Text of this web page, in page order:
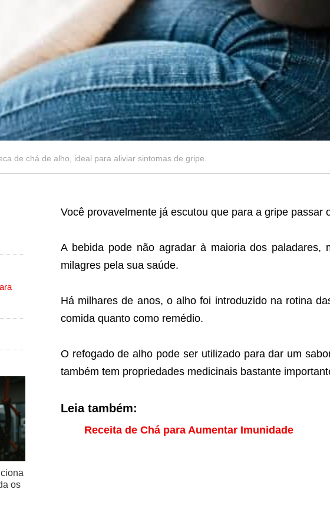
de chá de alho, ideal para aliviar sintomas de gripe.
Você provavelmente já escutou que para a gripe passar
A bebida pode não agradar à maioria dos
milagres pela sua saúde.
Há milhares de anos, o alho foi introduzido na rotina
comida quanto como remédio.
O refogado de alho pode ser utilizado para dar um
também tem propriedades medicinais bastante
Leia também:
Receita de Chá para Aumentar Imunidade
os